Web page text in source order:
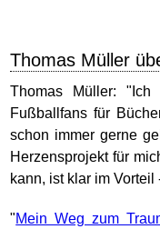
Thomas Müller
Thomas Müller:
Fußballfans für
schon immer gerne
Herzensprojekt für
kann, ist klar im
"Mein Weg zum